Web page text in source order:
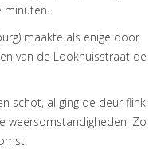
minuten.
maakte als enige door
van de Lookhuisstraat de
schot, al ging de deur flink
weersomstandigheden. Zo